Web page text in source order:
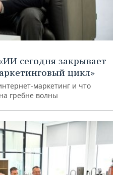
сегодня закрывает
цикл»
маркетинг и что
гребне волны